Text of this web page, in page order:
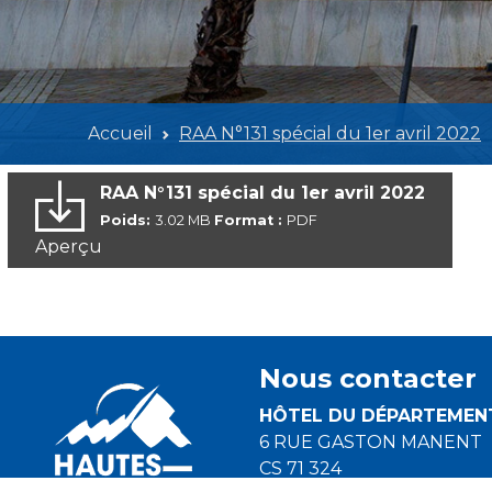
Accueil RAA N°131 spécial du 1er avril 2022
RAA N°131 spécial du 1er avril 2022
Poids: 3.02 MB Format : PDF
Aperçu
Nous contacter
HÔTEL DU
6 RUE GASTON MANENT
CS 71 324